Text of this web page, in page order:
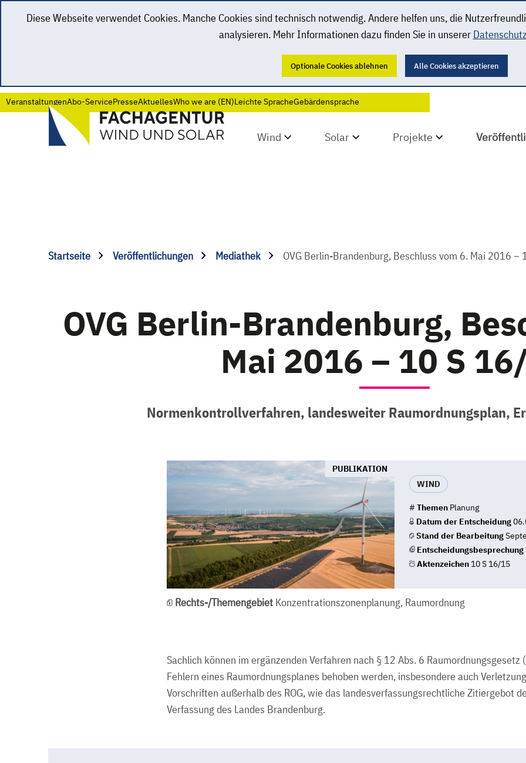
Diese Webseite verwendet Cookies. Manche Cookies sind technisch notwendig. Andere helfen uns, die
analysieren. Mehr Informationen dazu finden Sie in unserer
Optionale Cookies ablehnen Alle Cookies akzeptieren
VeranstaltungenAbo-ServicePresseAktuellesWho we are (EN)Leichte SpracheGebärdensprache
Wind Solar Projekte
Startseite Veröffentlichungen Mediathek OVG Berlin-Brandenburg, Beschluss vom 6. Mai 2016 –
OVG Berlin-Brandenburg,
Mai 2016 – 10 S
Normenkontrollverfahren, landesweiter Raumordnungsplan,
PUBLIKATION
WIND
# Themen Planung
Datum der Entscheidung
Stand der Bearbeitung
Entscheidungsbesprechung
Aktenzeichen 10 S 16/15
Rechts-/ThemengebietKonzentrationszonenplanung, Raumordnung
Sachlich können im ergänzenden Verfahren nach § 12 Abs. 6 Raumordnungsgesetz
Fehlern eines Raumordnungsplanes behoben werden, insbesondere auch
Vorschriften außerhalb des ROG, wie das landesverfassungsrechtliche Zitiergebot
Verfassung des Landes Brandenburg.